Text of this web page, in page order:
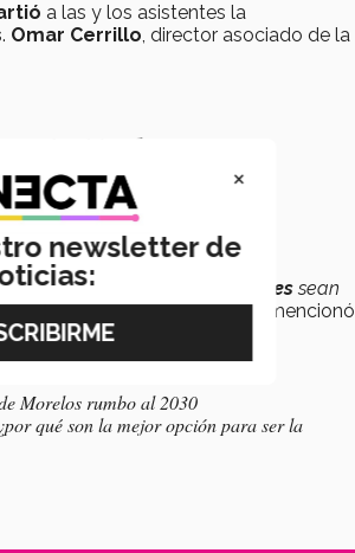
a las y los asistentes la
. Omar Cerrillo, director asociado de la
de crear un
Figueroa.
espacioen donde nuestras vocessean
para lograr unfuturo mejor
mencionó
Morelos rumbo al 2030
qué son la mejor opción para ser la
×
newsletter de